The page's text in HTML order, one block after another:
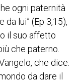
ogni paternità
lui” (Ep 3,15),
il suo affetto
che paterno.
che dice:
da dare il